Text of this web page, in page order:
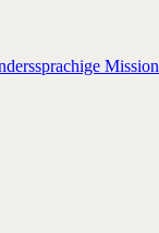
Mission